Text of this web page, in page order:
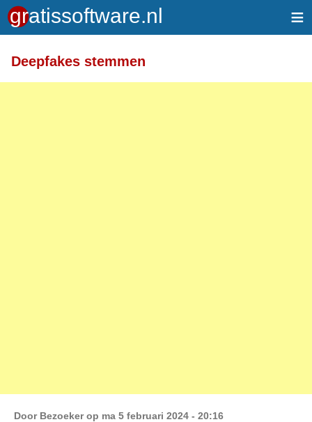
≡
Deepfakes stemmen
Door Bezoekerop ma 5 februari 2024 - 20:16
Toegelaten HTML-tags: <a> <em> <strong> <br>
<br /> <i> <b> <p>